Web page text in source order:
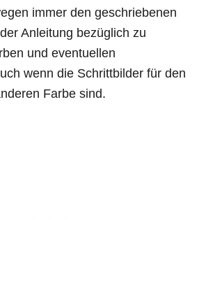
immer den geschriebenen
Anleitung bezüglich zu
und eventuellen
wenn die Schrittbilder für den
Farbe sind.